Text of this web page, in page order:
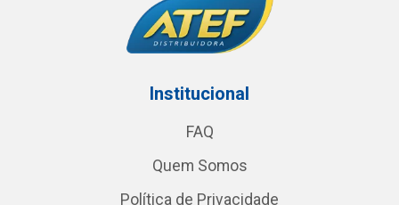
Institucional
FAQ
Quem Somos
Política de Privacidade